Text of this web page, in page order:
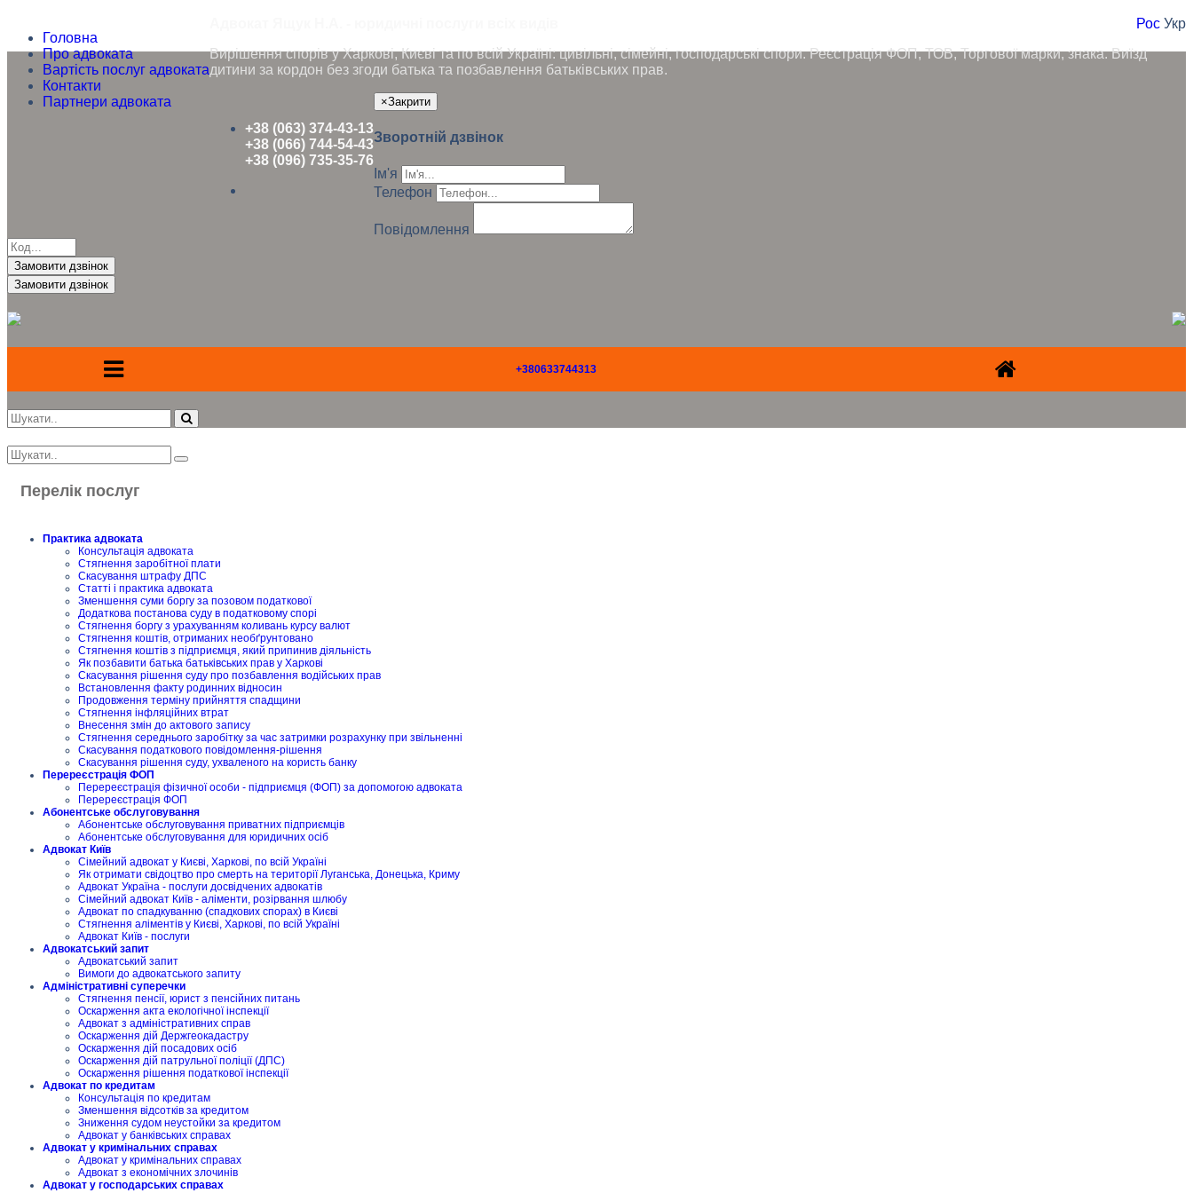
Головна
Про адвоката
Вартість послуг адвоката
Контакти
Партнери адвоката
Рос Укр
Вирішення спорів у Харкові, Києві та по всій Україні: цивільні, сімейні, господарські спори. Реєстрація ФОП, ТОВ, Торгової марки, знака. Виїзд
дитини за кордон без згоди батька та позбавлення батьківських прав.
+38 (063) 374-43-13
+38 (066) 744-54-43
+38 (096) 735-35-76
×Закрити
Зворотній дзвінок
Ім'я
Телефон
Повідомлення
Замовити дзвінок
+380633744313
Перелік послуг
Практика адвоката
Консультація адвоката
Стягнення заробітної плати
Скасування штрафу ДПС
Статті і практика адвоката
Зменшення суми боргу за позовом податкової
Додаткова постанова суду в податковому спорі
Стягнення боргу з урахуванням коливань курсу валют
Стягнення коштів, отриманих необґрунтовано
Стягнення коштів з підприємця, який припинив діяльність
Як позбавити батька батьківських прав у Харкові
Скасування рішення суду про позбавлення водійських прав
Встановлення факту родинних відносин
Продовження терміну прийняття спадщини
Стягнення інфляційних втрат
Внесення змін до актового запису
Стягнення середнього заробітку за час затримки розрахунку при звільненні
Скасування податкового повідомлення-рішення
Скасування рішення суду, ухваленого на користь банку
Перереєстрація ФОП
Перереєстрація фізичної особи - підприємця (ФОП) за допомогою адвоката
Перереєстрація ФОП
Абонентське обслуговування
Абонентське обслуговування приватних підприємців
Абонентське обслуговування для юридичних осіб
Адвокат Київ
Сімейний адвокат у Києві, Харкові, по всій Україні
Як отримати свідоцтво про смерть на території Луганська, Донецька, Криму
Адвокат Україна - послуги досвідчених адвокатів
Сімейний адвокат Київ - аліменти, розірвання шлюбу
Адвокат по спадкуванню (спадкових спорах) в Києві
Стягнення аліментів у Києві, Харкові, по всій Україні
Адвокат Київ - послуги
Адвокатський запит
Адвокатський запит
Вимоги до адвокатського запиту
Адміністративні суперечки
Стягнення пенсії, юрист з пенсійних питань
Оскарження акта екологічної інспекції
Адвокат з адміністративних справ
Оскарження дій Держгеокадастру
Оскарження дій посадових осіб
Оскарження дій патрульної поліції (ДПС)
Оскарження рішення податкової інспекції
Адвокат по кредитам
Консультація по кредитам
Зменшення відсотків за кредитом
Зниження судом неустойки за кредитом
Адвокат у банківських справах
Адвокат у кримінальних справах
Адвокат у кримінальних справах
Адвокат з економічних злочинів
Адвокат у господарських справах